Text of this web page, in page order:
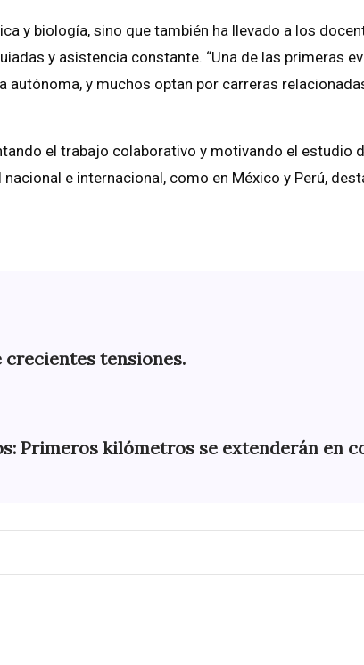
y biología, sino que también ha llevado a los
y asistencia constante. “Una de las primeras
y muchos optan por carreras
el trabajo colaborativo y motivando el estudio
e internacional, como en México y Perú,
tensiones.
Primeros kilómetros se extenderán en